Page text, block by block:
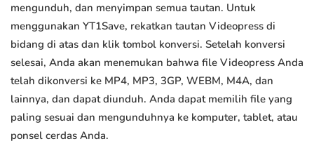
mengunduh, dan menyimpan semua tautan. Untuk
menggunakan YT1Save, rekatkan tautan Videopress di
bidang di atas dan klik tombol konversi. Setelah konversi
selesai, Anda akan menemukan bahwa file Videopress Anda
telah dikonversi ke MP4, MP3, 3GP, WEBM, M4A, dan
lainnya, dan dapat diunduh. Anda dapat memilih file yang
paling sesuai dan mengunduhnya ke komputer, tablet, atau
ponsel cerdas Anda.